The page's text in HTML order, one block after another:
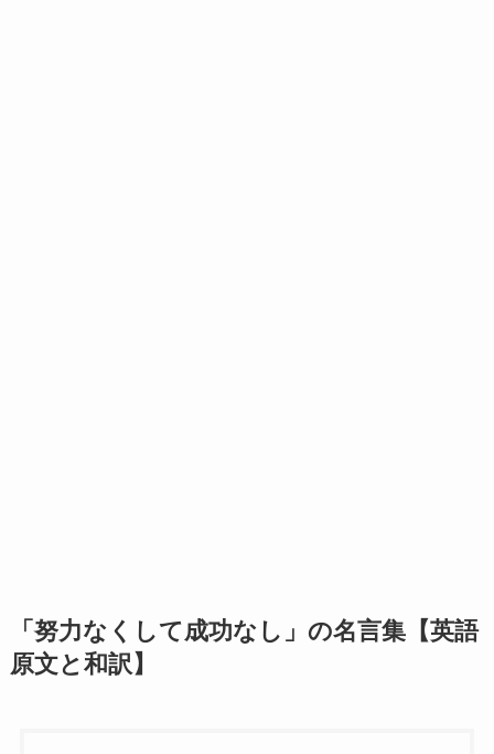
「努力なくして成功なし」の名言集【英語
原文と和訳】